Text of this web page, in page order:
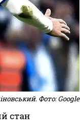
Фото: Google
стан